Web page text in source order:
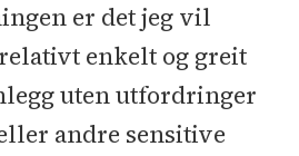
er det jeg vil
enkelt og greit
uten utfordringer
andre sensitive